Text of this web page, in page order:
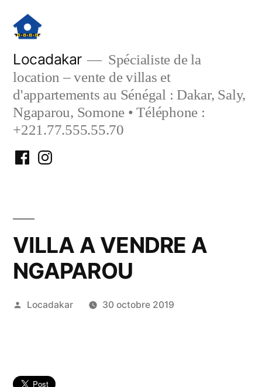
contenu
Locadakar
Spécialiste de la
location – vente de villas et
d'appartements au Sénégal : Dakar, Saly,
Ngaparou, Somone • Téléphone :
+221.77.555.55.70
FacebookInstagram
VILLA A VENDRE A
NGAPAROU
Publié
Locadakar 30 octobre 2019